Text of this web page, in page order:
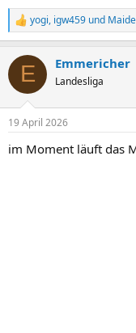
R
e
k
i
e
yogi, igw459 und
E Emmericher
Landesliga
19 April 2026
im Moment läuft das